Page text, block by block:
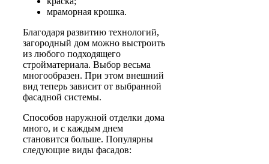
мраморная крошка.
Благодаря развитию технологий,
загородный дом можно выстроить
из любого подходящего
стройматериала. Выбор весьма
многообразен. При этом внешний
вид теперь зависит от выбранной
фасадной системы.
Способов наружной отделки дома
много, и с каждым днем
становится больше. Популярны
следующие виды фасадов: